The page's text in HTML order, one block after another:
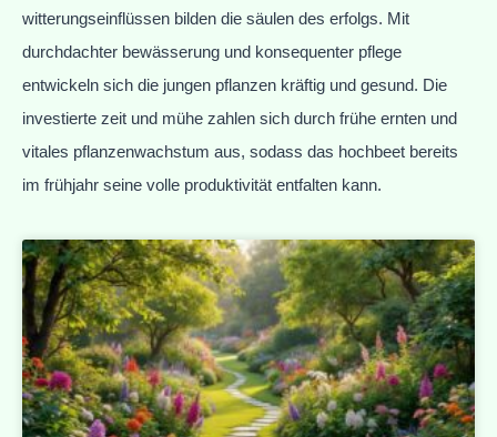
witterungseinflüssen bilden die säulen des erfolgs. Mit
durchdachter bewässerung und konsequenter pflege
entwickeln sich die jungen pflanzen kräftig und gesund. Die
investierte zeit und mühe zahlen sich durch frühe ernten und
vitales pflanzenwachstum aus, sodass das hochbeet bereits
im frühjahr seine volle produktivität entfalten kann.